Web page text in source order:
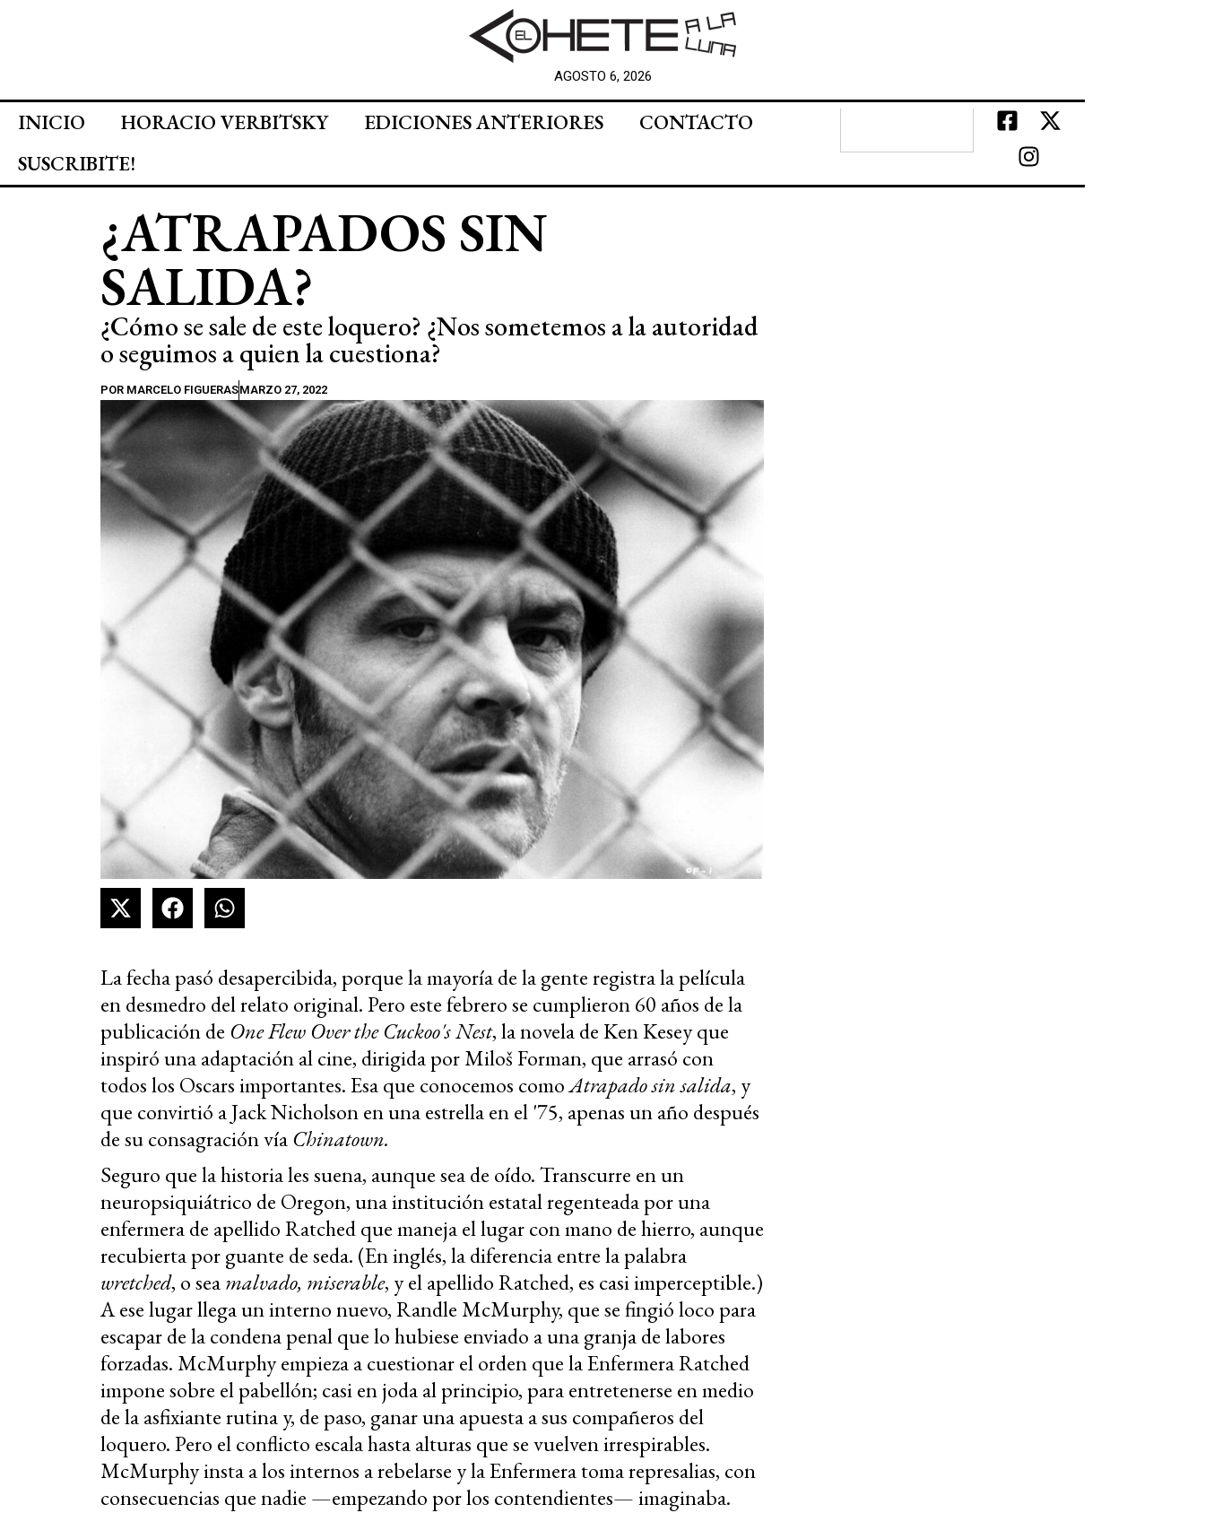
AGOSTO 6, 2026
INICIO HORACIO VERBITSKY EDICIONES ANTERIORES
CONTACTO
SUSCRIBITE!
¿ATRAPADOS SIN
SALIDA?
¿Cómo se sale de este loquero? ¿Nos sometemos a la autoridad
o seguimos a quien la cuestiona?
POR MARCELO FIGUERASMARZO 27, 2022
La fecha pasó desapercibida, porque la mayoría de la gente registra la película
en desmedro del relato original. Pero este febrero se cumplieron 60 años de la
publicación de One Flew Over the Cuckoo's Nest, la novela de Ken Kesey que
inspiró una adaptación al cine, dirigida por Miloš Forman, que arrasó con
todos los Oscars importantes. Esa que conocemos comoAtrapado sin salida, y
que convirtió a Jack Nicholson en una estrella en el '75, apenas un año después
de su consagración vía Chinatown.
Seguro que la historia les suena, aunque sea de oído. Transcurre en un
neuropsiquiátrico de Oregon, una institución estatal regenteada por una
enfermera de apellido Ratched que maneja el lugar con mano de hierro, aunque
recubierta por guante de seda. (En inglés, la diferencia entre la palabra
wretched, o seamalvado, miserable, y el apellido Ratched, es casi imperceptible.)
A ese lugar llega un interno nuevo, Randle McMurphy, que se fingió loco para
escapar de la condena penal que lo hubiese enviado a una granja de labores
forzadas. McMurphy empieza a cuestionar el orden que la Enfermera Ratched
impone sobre el pabellón; casi en joda al principio, para entretenerse en medio
de la asfixiante rutina y, de paso, ganar una apuesta a sus compañeros del
loquero. Pero el conflicto escala hasta alturas que se vuelven irrespirables.
McMurphy insta a los internos a rebelarse y la Enfermera toma represalias, con
consecuencias que nadie —empezando por los contendientes— imaginaba.